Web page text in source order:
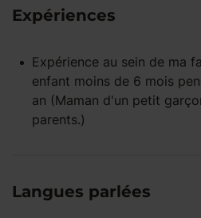
Expériences
Expérience au sein de ma
enfant moins de 6 mois
an (Maman d'un petit
parents.)
Langues parlées